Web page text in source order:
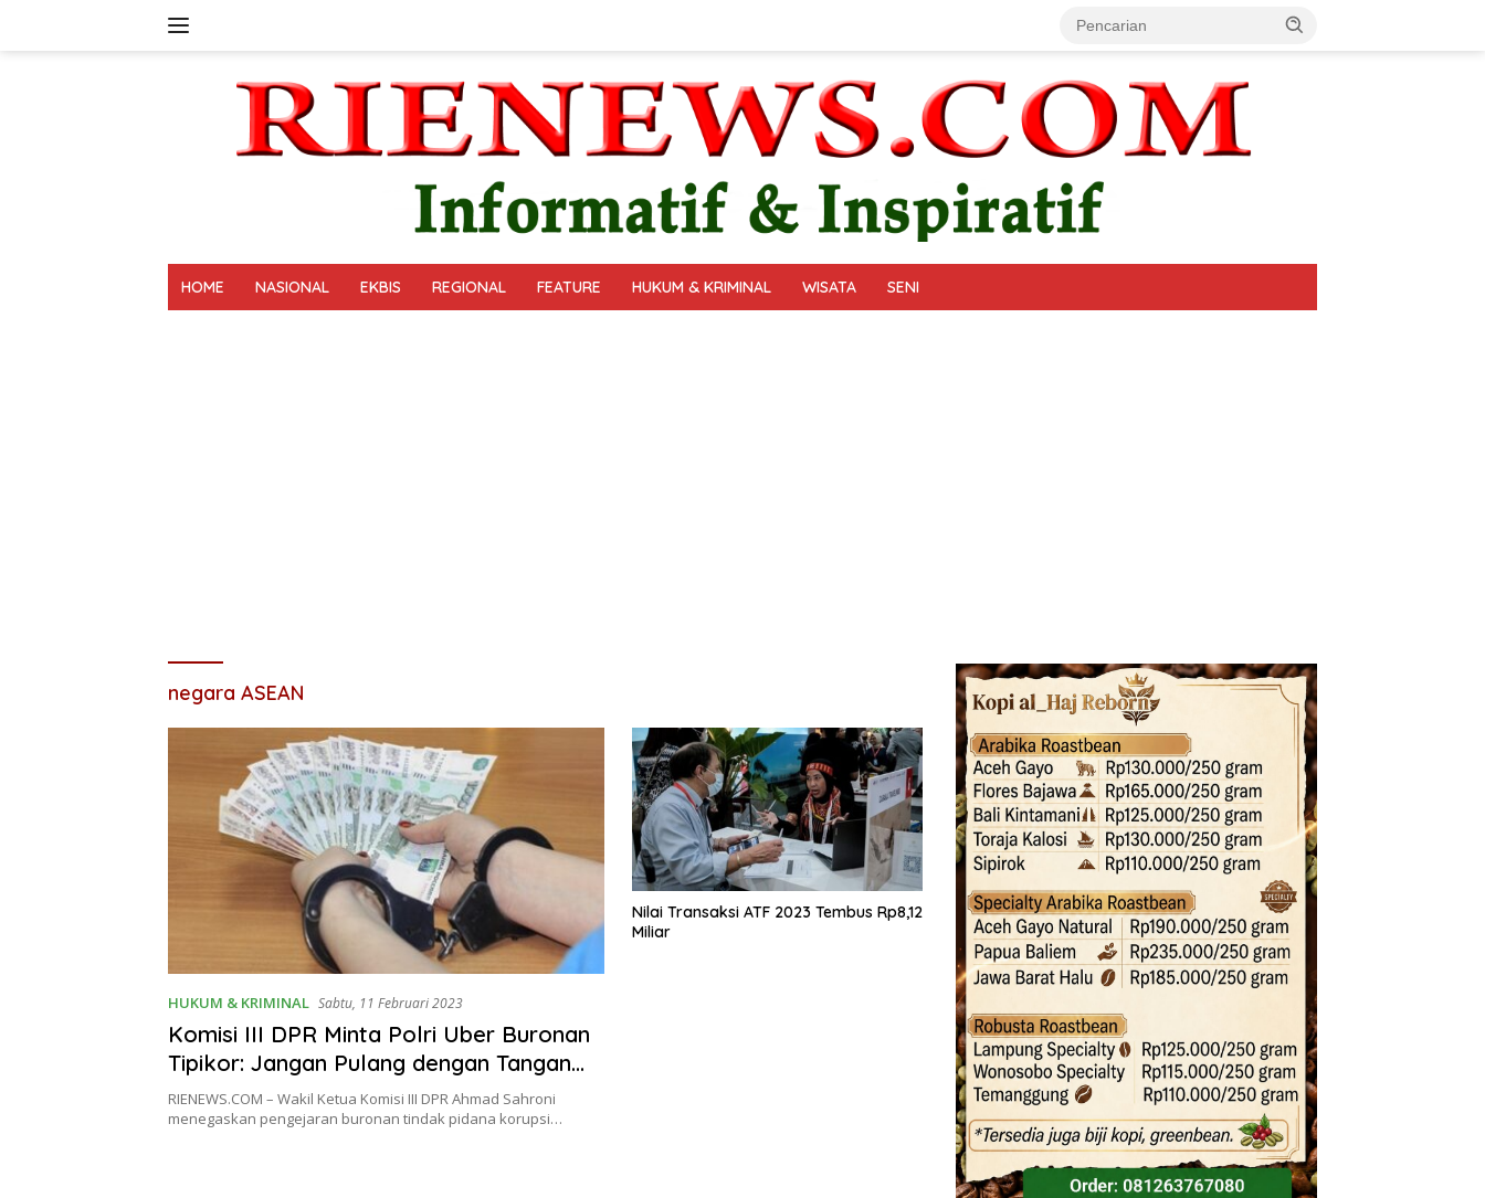
HOME NASIONAL EKBIS REGIONAL FEATURE HUKUM & KRIMINAL WISATA SENI
negara ASEAN
HUKUM & KRIMINAL Sabtu, 11 Februari 2023
Komisi III DPR Minta Polri Uber Buronan
Tipikor: Jangan Pulang dengan Tangan
Kosong
RIENEWS.COM – Wakil Ketua Komisi III DPR Ahmad Sahroni
menegaskan pengejaran buronan tindak pidana korupsi…
Nilai Transaksi ATF 2023 Tembus Rp8,12
Miliar